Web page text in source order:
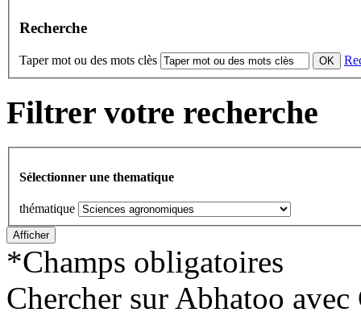
Recherche
Taper mot ou des mots clès
Filtrer votre recherche
Sélectionner une thematique
thématique
*Champs obligatoires
Chercher sur Abhatoo